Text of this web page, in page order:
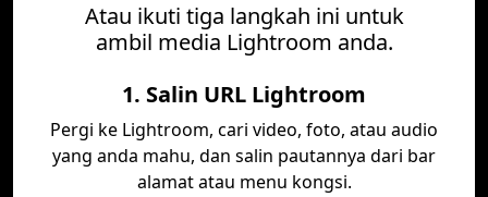
Atau ikuti tiga langkah ini untuk
ambil media Lightroom anda.
1. Salin URL Lightroom
Pergi ke Lightroom, cari video, foto, atau audio
yang anda mahu, dan salin pautannya dari bar
alamat atau menu kongsi.